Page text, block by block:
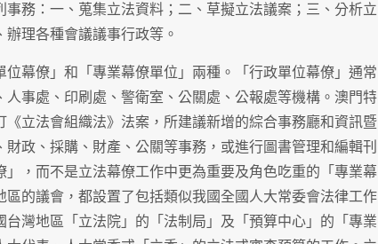
務：一、蒐集立法資料；二、草擬立法議案；三、分析立
理各種會議議事行政等。
位幕僚」和「專業幕僚單位」兩種。「行政單位幕僚」通常
事處、印刷處、警衛室、公關處、公報處等機構。澳門特
立法會組織法》法案，所建議新增的綜合事務廳和資訊暨
政、採購、財產、公關等事務，或進行圖書管理和編輯刊
，而不是立法幕僚工作中更為重要及角色吃重的「專業幕
的議會，都設置了包括類似我國全國人大常委會法律工作
灣地區「立法院」的「法制局」及「預算中心」的「專業